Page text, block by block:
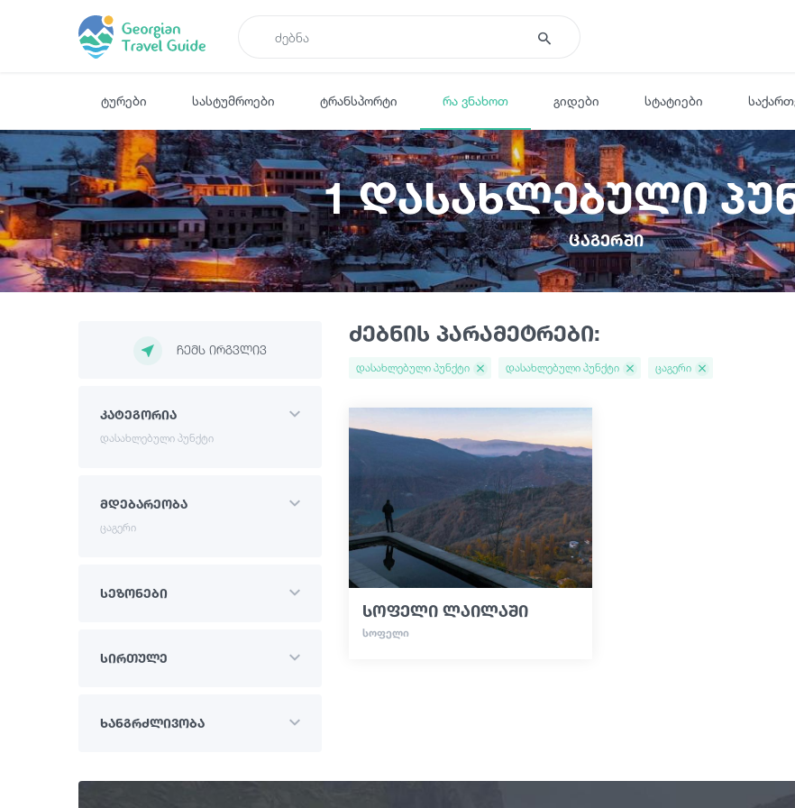
ტურები სასტუმროები ტრანსპორტი რა ვნახოთ გიდები სტატიები
1 დასახლებული
ცაგერში
ჩემს ირგვლივ
კატეგორია
დასახლებული პუნქტი
მდებარეობა
ცაგერი
სეზონები
სირთულე
ხანგრძლივობა
ძებნის პარამეტრები:
დასახლებული პუნქტი დასახლებული პუნქტი ცაგერი
სოფელი ლაილაში
ᲡᲝᲤᲔᲚᲘ